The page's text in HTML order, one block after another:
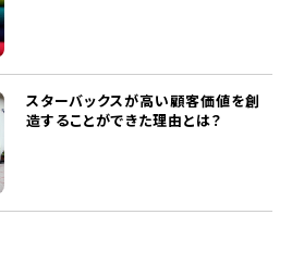
スターバックスが高い顧客価値を創
造することができた理由とは？